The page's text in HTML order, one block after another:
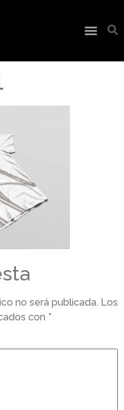
no será publicada. Los
con *